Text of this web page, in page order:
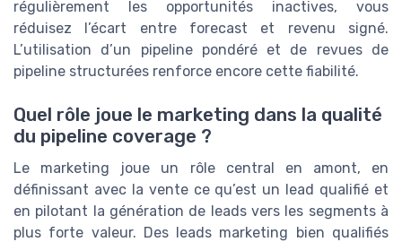
régulièrement les opportunités inactives, vous
réduisez l’écart entre forecast et revenu signé.
L’utilisation d’un pipeline pondéré et de revues de
pipeline structurées renforce encore cette fiabilité.
Quel rôle joue le marketing dans la qualité
du pipeline coverage ?
Le marketing joue un rôle central en amont, en
définissant avec la vente ce qu’est un lead qualifié et
en pilotant la génération de leads vers les segments à
plus forte valeur. Des leads marketing bien qualifiés